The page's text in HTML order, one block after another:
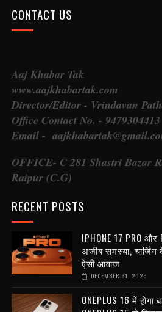
CONTACT US
Aaj Khabar Tak
www.aajkhabartak.com
Director/Editor - Vrindavan
Office Contact No. - 9479304413
Email -
OFFICE- C 281 Shastri Bazar
Raipur (C.G)
RECENT POSTS
IPHONE 17 PRO
अजीब समस्या,
ऐसी आवाज
DECEMBER 31, 2025
ONEPLUS 16 में